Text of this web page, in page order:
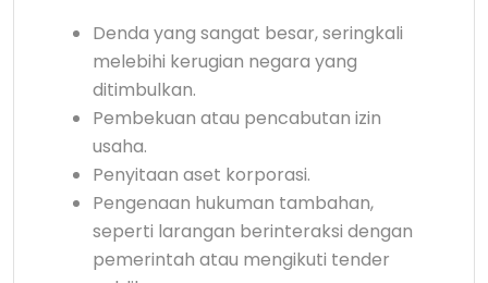
Denda yang sangat besar, seringkali
melebihi kerugian negara yang
ditimbulkan.
Pembekuan atau pencabutan izin
usaha.
Penyitaan aset korporasi.
Pengenaan hukuman tambahan,
seperti larangan berinteraksi dengan
pemerintah atau mengikuti tender